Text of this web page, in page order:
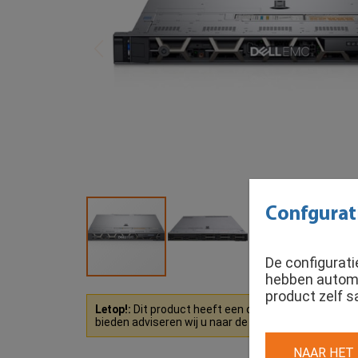
Letop!: Dit product heeft een onderdeel niet op
bieden adviseren wij u naar de zelfsamenstel
De
hebben
product zelf
NAAR HET